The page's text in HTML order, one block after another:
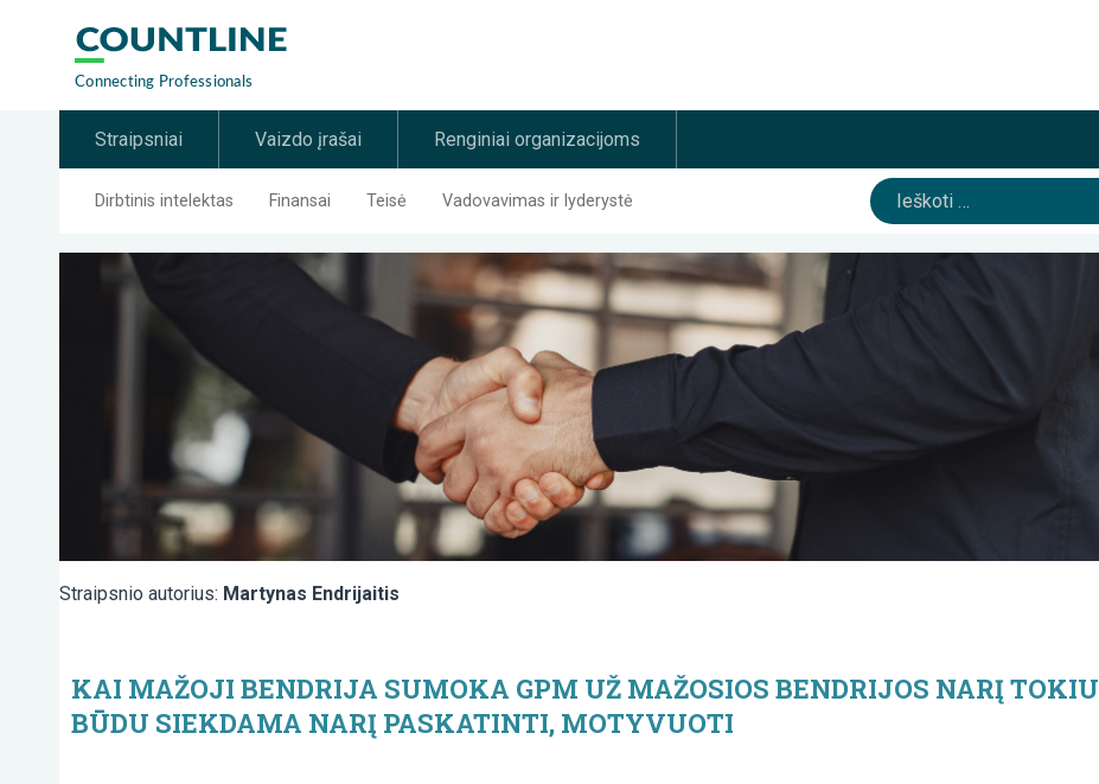
Straipsniai Vaizdo įrašai Renginiai organizacijoms
Dirbtinis intelektas Finansai Teisė Vadovavimas ir lyderystė Ieškoti:
Straipsnio autorius: Martynas Endrijaitis
KAI MAŽOJI BENDRIJA SUMOKA GPM UŽ MAŽOSIOS BENDRIJOS NARĮ TOKIU
BŪDU SIEKDAMA NARĮ PASKATINTI, MOTYVUOTI